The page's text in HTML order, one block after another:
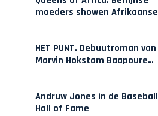
moeders showen Afrikaanse
HET PUNT. Debuutroman van
Marvin Hokstam Baapoure
Andruw Jones in de Baseball
Hall of Fame